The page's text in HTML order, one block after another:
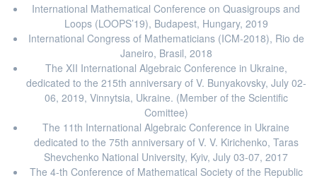
International Mathematical Conference on Quasigroups and
Loops (LOOPS’19), Budapest, Hungary, 2019
International Congress of Mathematicians (ICM-2018), Rio de
Janeiro, Brasil, 2018
The XII International Algebraic Conference in Ukraine,
dedicated to the 215th anniversary of V. Bunyakovsky, July 02-
06, 2019, Vinnytsia, Ukraine. (Member of the Scientific
Comittee)
The 11th International Algebraic Conference in Ukraine
dedicated to the 75th anniversary of V. V. Kirichenko, Taras
Shevchenko National University, Kyiv, July 03-07, 2017
The 4-th Conference of Mathematical Society of the Republic